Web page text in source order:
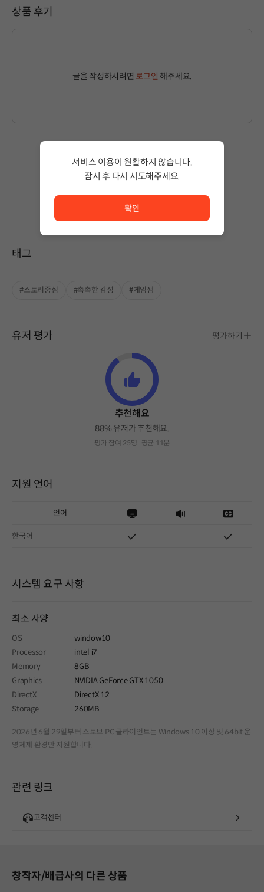
상품 후기
글을 작성하시려면 로그인 해주세요.
작성된 글이 없습니다.
상품 이용 후 첫 번째 글을 남겨보세요!
태그
#스토리중심 #촉촉한 감성 #게임잼
유저 평가 평가하기
추천해요
88% 유저가 추천해요.
평가 참여 25명 평균 11분
지원 언어
언어
한국어
시스템 요구 사항
최소 사양
OS
window10
Processor
intel i7
Memory
8GB
Graphics
NVIDIA GeForce GTX 1050
DirectX
DirectX 12
Storage
260MB
2026년 6월 29일부터 스토브 PC 클라이언트는 Windows 10 이상 및 64bit 운
영체제 환경만 지원합니다.
관련 링크
고객센터
창작자/배급사의 다른 상품
서비스 이용이 원활하지 않습니다.
잠시 후 다시 시도해주세요.
확인